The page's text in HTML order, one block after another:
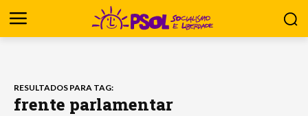
RESULTADOS PARA TAG:
frente parlamentar